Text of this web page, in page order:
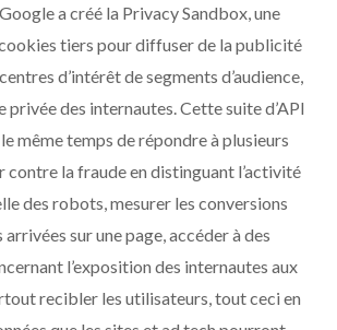
a créé la Privacy Sandbox, une
tiers pour diffuser de la publicité
d’intérêt de segments d’audience,
privée des internautes. Cette suite d’API
même temps de répondre à plusieurs
la fraude en distinguant l’activité
des robots, mesurer les conversions
sur une page, accéder à des
l’exposition des internautes aux
recibler les utilisateurs, tout ceci en